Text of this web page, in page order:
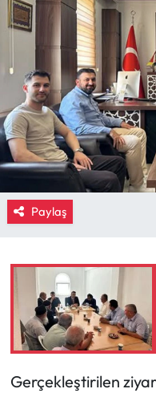
Paylaş
Gerçekleştirilen
Dodurga
Eğitim
Ekonomi
Güncel
İskilip Haberleri
Kargı Haberleri
Kültür Sanat
Laçin Haberleri
Magazin
Haber Arşivi